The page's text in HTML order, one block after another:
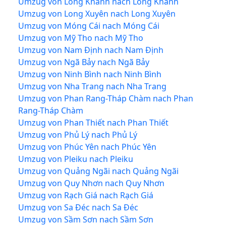
Umzug von Long Xuyên nach Long Xuyên
Umzug von Móng Cái nach Móng Cái
Umzug von Mỹ Tho nach Mỹ Tho
Umzug von Nam Định nach Nam Định
Umzug von Ngã Bảy nach Ngã Bảy
Umzug von Ninh Bình nach Ninh Bình
Umzug von Nha Trang nach Nha Trang
Umzug von Phan Rang-Tháp Chàm nach Phan
Rang-Tháp Chàm
Umzug von Phan Thiết nach Phan Thiết
Umzug von Phủ Lý nach Phủ Lý
Umzug von Phúc Yên nach Phúc Yên
Umzug von Pleiku nach Pleiku
Umzug von Quảng Ngãi nach Quảng Ngãi
Umzug von Quy Nhơn nach Quy Nhơn
Umzug von Rạch Giá nach Rạch Giá
Umzug von Sa Đéc nach Sa Đéc
Umzug von Sầm Sơn nach Sầm Sơn